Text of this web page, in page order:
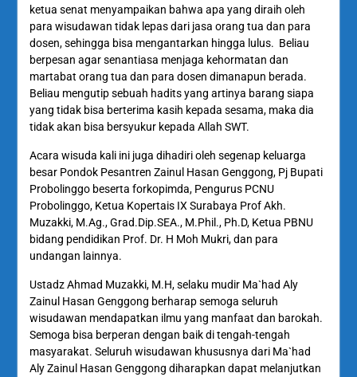
ketua senat menyampaikan bahwa apa yang diraih oleh
para wisudawan tidak lepas dari jasa orang tua dan para
dosen, sehingga bisa mengantarkan hingga lulus. Beliau
berpesan agar senantiasa menjaga kehormatan dan
martabat orang tua dan para dosen dimanapun berada.
Beliau mengutip sebuah hadits yang artinya barang siapa
yang tidak bisa berterima kasih kepada sesama, maka dia
tidak akan bisa bersyukur kepada Allah SWT.
Acara wisuda kali ini juga dihadiri oleh segenap keluarga
besar Pondok Pesantren Zainul Hasan Genggong, Pj Bupati
Probolinggo beserta forkopimda, Pengurus PCNU
Probolinggo, Ketua Kopertais IX Surabaya Prof Akh.
Muzakki, M.Ag., Grad.Dip.SEA., M.Phil., Ph.D, Ketua PBNU
bidang pendidikan Prof. Dr. H Moh Mukri, dan para
undangan lainnya.
Ustadz Ahmad Muzakki, M.H, selaku mudir Ma`had Aly
Zainul Hasan Genggong berharap semoga seluruh
wisudawan mendapatkan ilmu yang manfaat dan barokah.
Semoga bisa berperan dengan baik di tengah-tengah
masyarakat. Seluruh wisudawan khususnya dari Ma`had
Aly Zainul Hasan Genggong diharapkan dapat melanjutkan